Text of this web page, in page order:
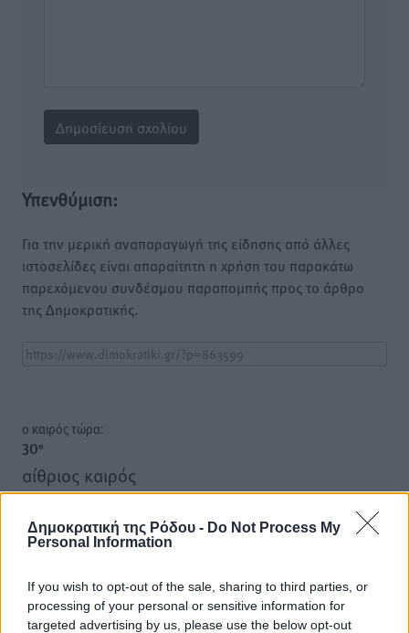
Δημοκρατική της Ρόδου - Do Not Process My
Personal Information
If you wish to opt-out of the sale, sharing to third parties, or
processing of your personal or sensitive information for
targeted advertising by us, please use the below opt-out
Υπενθύμιση:
Για την μερική αναπαραγωγή της είδησης από άλλες
ιστοσελίδες είναι απαραίτητη η χρήση του παρακάτω
παρεχόμενου συνδέσμου παραπομπής προς το άρθρο
της Δημοκρατικής.
o καιρός τώρα:
30°
αίθριος καιρός
50%
18km/h
Β-ΒΔ
06:19
20:05